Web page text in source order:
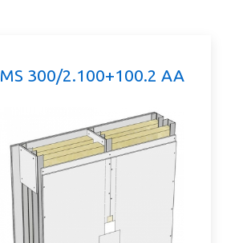
MS 300/2.100+100.2 AA